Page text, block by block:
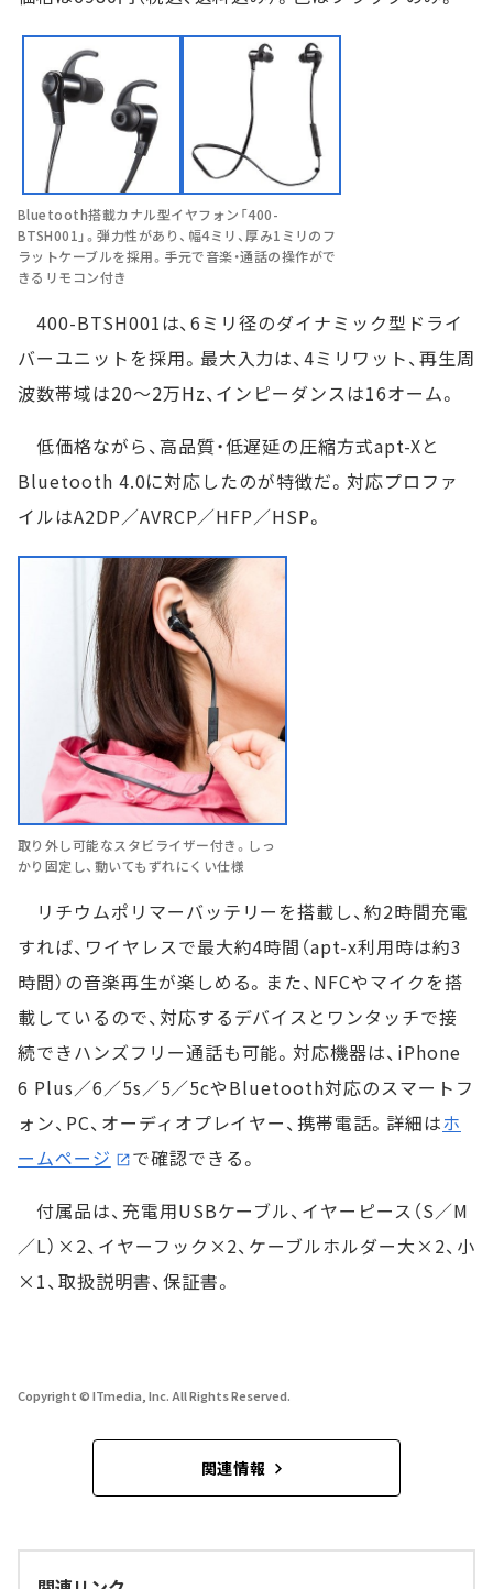
Bluetooth搭載カナル型イヤフォン「400-
BTSH001」。弾力性があり、幅4ミリ、厚み1ミリのフ
ラットケーブルを採用。手元で音楽・通話の操作がで
きるリモコン付き
400-BTSH001は、6ミリ径のダイナミック型ドライ
バーユニットを採用。最大入力は、4ミリワット、再生周
波数帯域は20～2万Hz、インピーダンスは16オーム。
低価格ながら、高品質・低遅延の圧縮方式apt-Xと
Bluetooth 4.0に対応したのが特徴だ。対応プロファ
イルはA2DP／AVRCP／HFP／HSP。
取り外し可能なスタビライザー付き。しっ
かり固定し、動いてもずれにくい仕様
リチウムポリマーバッテリーを搭載し、約2時間充電
すれば、ワイヤレスで最大約4時間（apt-x利用時は約3
時間）の音楽再生が楽しめる。また、NFCやマイクを搭
載しているので、対応するデバイスとワンタッチで接
続できハンズフリー通話も可能。対応機器は、iPhone
6 Plus／6／5s／5／5cやBluetooth対応のスマートフ
ォン、PC、オーディオプレイヤー、携帯電話。詳細はホ
ームページ
で確認できる。
付属品は、充電用USBケーブル、イヤーピース（S／M
／L）×2、イヤーフック×2、ケーブルホルダー大×2、小
×1、取扱説明書、保証書。
Copyright © ITmedia, Inc. All Rights Reserved.
関連情報